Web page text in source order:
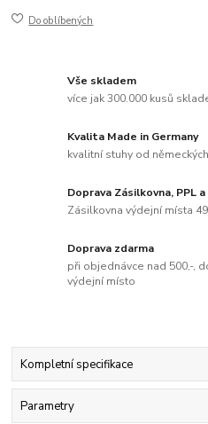
Do oblíbených
Vše skladem
více jak 300.000 kusů
Kvalita Made in Germany
kvalitní stuhy od
Doprava Zásilkovna, PPL a
Zásilkovna výdejní místa
Doprava zdarma
při objednávce nad 500,-,
výdejní místo
Kompletní specifikace
Parametry